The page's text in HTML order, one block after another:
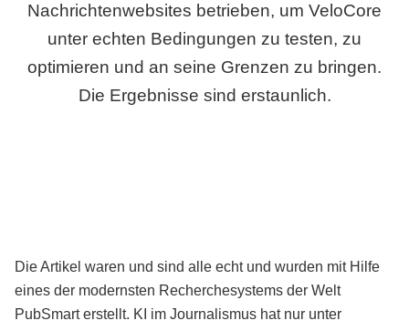
Nachrichtenwebsites betrieben, um VeloCore
unter echten Bedingungen zu testen, zu
optimieren und an seine Grenzen zu bringen.
Die Ergebnisse sind erstaunlich.
Die Artikel waren und sind alle echt und wurden mit Hilfe
eines der modernsten Recherchesystems der Welt
PubSmart erstellt. KI im Journalismus hat nur unter